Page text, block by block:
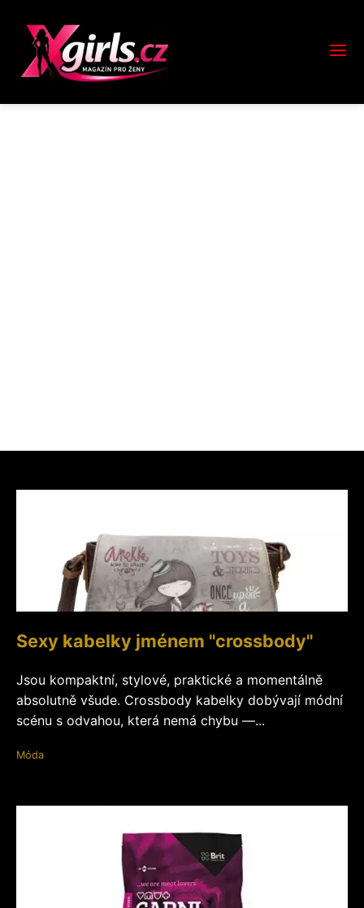
Sexy kabelky jménem "crossbody"
Jsou kompaktní, stylové, praktické a momentálně
absolutně všude. Crossbody kabelky dobývají módní
scénu s odvahou, která nemá chybu —...
Móda